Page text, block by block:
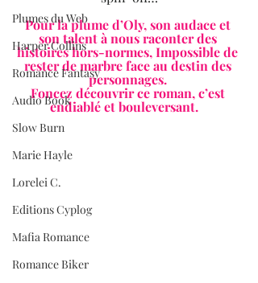
Plumes du Web
Harper Collins
Romance Fantasy
Audio Book
Slow Burn
Marie Hayle
Lorelei C.
Editions Cyplog
Mafia Romance
Romance Biker
Pour la plume d’Oly, son audace et
son talent à nous raconter des
histoires hors-normes, Impossible de
rester de marbre face au destin des
personnages.
Foncez découvrir ce roman, c’est
endiablé et bouleversant.